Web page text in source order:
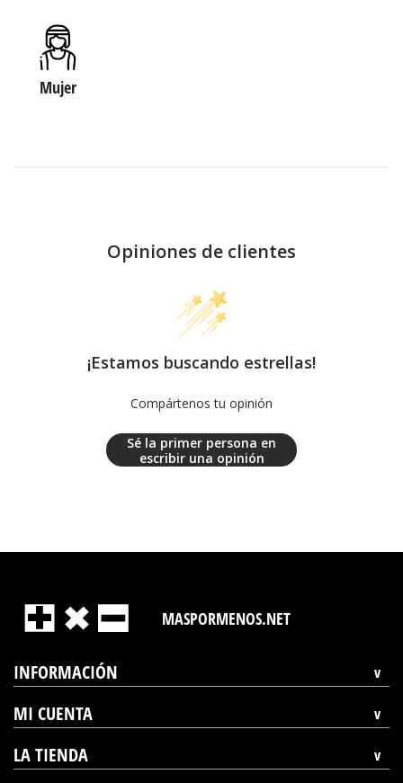
Mujer
Opiniones de clientes
¡Estamos buscando estrellas!
Compártenos tu opinión
Sé la primer persona en
escribir una opinión
MASPORMENOS.NET
INFORMACIÓN
MI CUENTA
LA TIENDA